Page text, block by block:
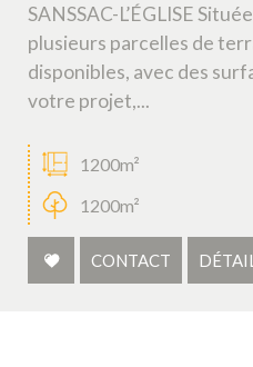
SANSSAC-L’ÉGLISE
plusieurs parcelles de
disponibles, avec des
votre projet,...
1200m²
1200m²
CONTACT